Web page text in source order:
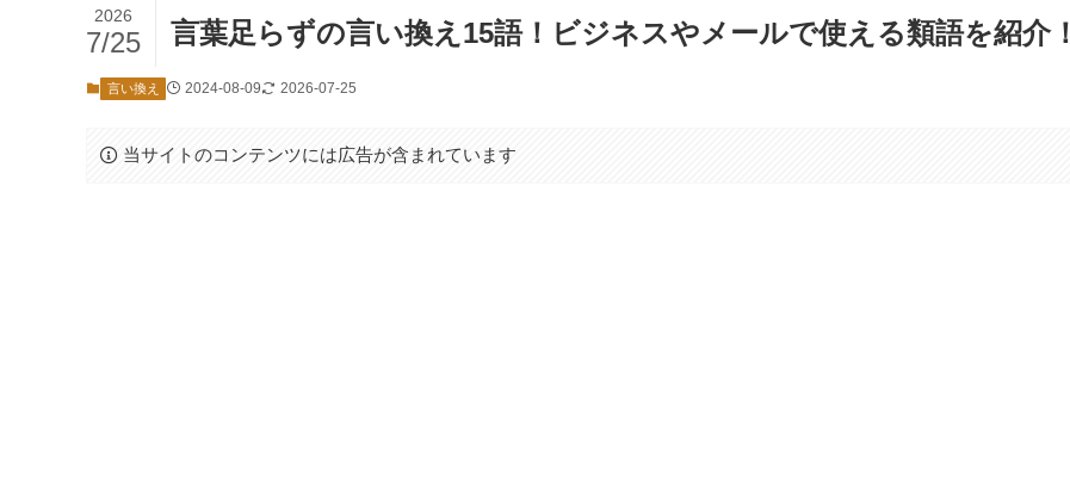
言葉足らずの言い換え15語！ビジネスやメールで使える類語を紹介！
2026
7/25
言い換え 2024-08-09 2026-07-25
当サイトのコンテンツには広告が含まれています